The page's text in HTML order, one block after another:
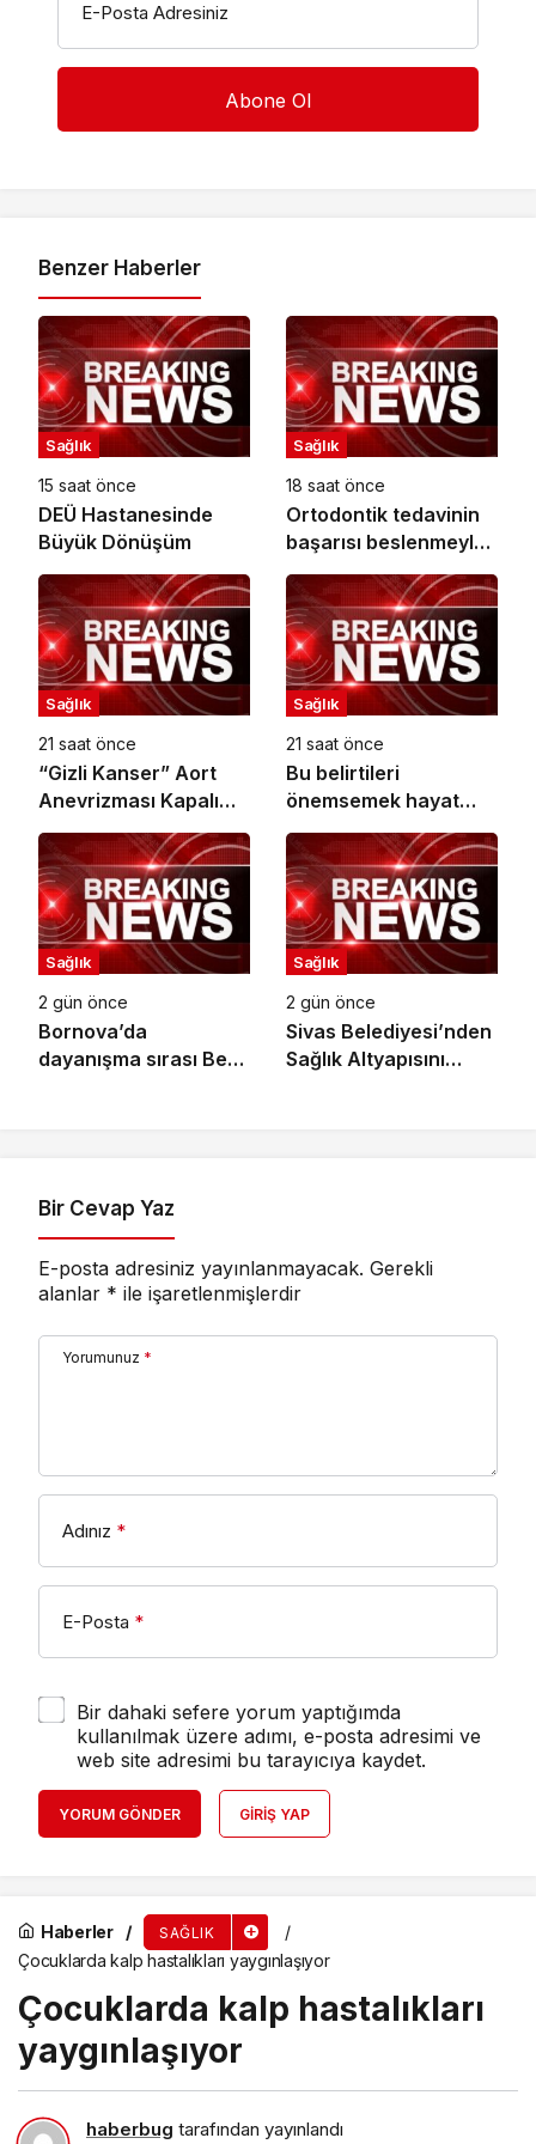
E-Posta Adresiniz
Benzer Haberler
Sağlık
15 saat önce
DEÜ Hastanesinde
Büyük Dönüşüm
Sağlık
18 saat önce
Ortodontik tedavinin
başarısı beslenmeyle
başlar!
Sağlık
21 saat önce
“Gizli Kanser” Aort
Anevrizması Kapalı
Yöntemle Tedavi Edildi
Sağlık
21 saat önce
Bu belirtileri
önemsemek hayat
kurtarıyor
Sağlık
2 gün önce
Bornova’da
dayanışma sırası Berk
Sağlık
2 gün önce
Sivas Belediyesi’nden
Sağlık Altyapısını
Bir Cevap Yaz
E-posta adresiniz yayınlanmayacak. Gerekli
alanlar * ile işaretlenmişlerdir
Yorumunuz *
Adınız *
E-Posta *
Bir dahaki sefere yorum yaptığımda
kullanılmak üzere adımı, e-posta adresimi ve
web site adresimi bu tarayıcıya kaydet.
YORUM GÖNDER GIRIŞ YAP
Haberler SAĞLIK
Çocuklarda kalp hastalıkları yaygınlaşıyor
Çocuklarda kalp hastalıkları
yaygınlaşıyor
haberbug tarafından yayınlandı